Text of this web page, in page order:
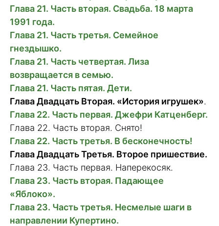
Глава 21. Часть вторая. Свадьба. 18 марта
1991 года.
Глава 21. Часть третья. Семейное
гнездышко.
Глава 21. Часть четвертая. Лиза
возвращается в семью.
Глава 21. Часть пятая. Дети.
Глава Двадцать Вторая. «История игрушек».
Глава 22. Часть первая. Джефри Катценберг.
Глава 22. Часть вторая. Снято!
Глава 22. Часть третья. В бесконечность!
Глава Двадцать Третья. Второе пришествие.
Глава 23. Часть первая. Наперекосяк.
Глава 23. Часть вторая. Падающее
«Яблоко».
Глава 23. Часть третья. Несмелые шаги в
направлении Купертино.